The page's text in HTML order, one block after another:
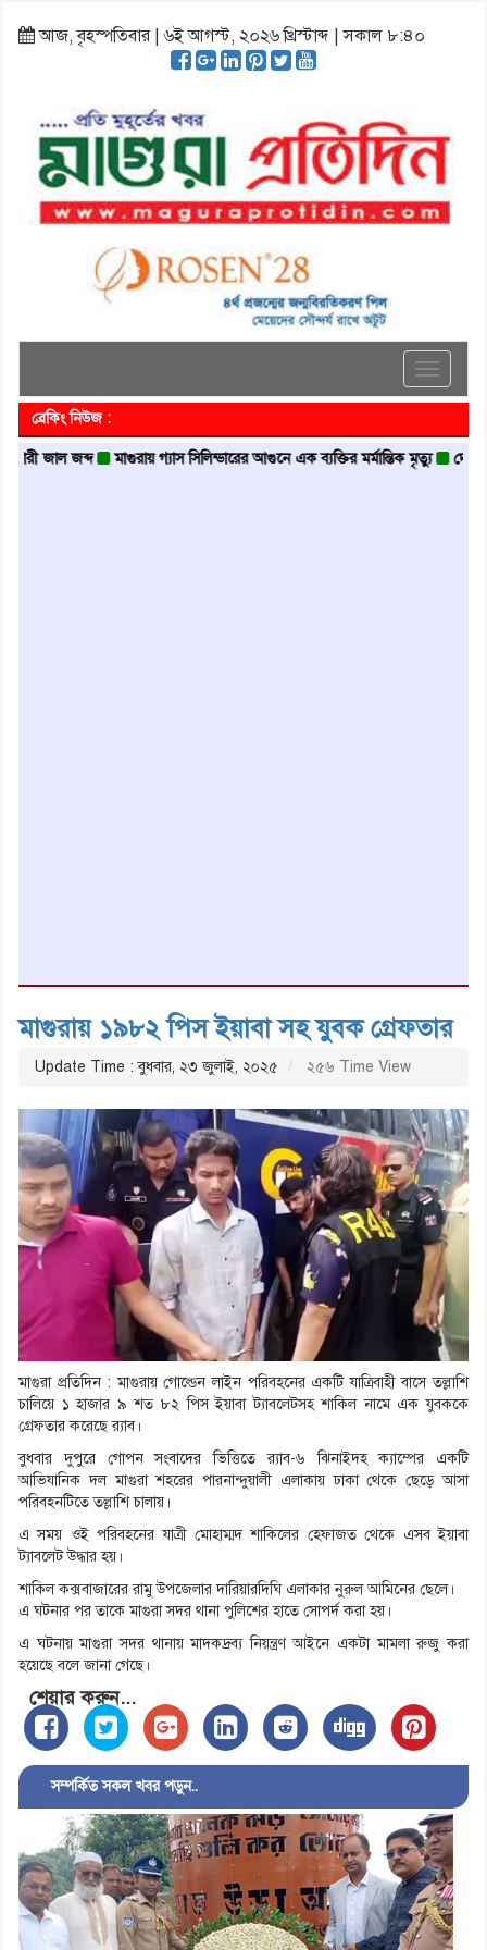
আজ, বৃহস্পতিবার | ৬ই আগস্ট, ২০২৬ খ্রিস্টাব্দ | সকাল ৮:৪০
Toggle
ব্রেকিং নিউজ :
জাল জব্দ মাগুরায় গ্যাস সিলিন্ডারের আগুনে এক ব্যক্তির মর্মান্তিক মৃত্যু দেশজুড়ে
মাগুরায় ১৯৮২ পিস ইয়াবা সহ যুবক গ্রেফতার
Update Time : বুধবার, ২৩ জুলাই, ২০২৫ ২৫৬ Time View
মাগুরা প্রতিদিন : মাগুরায় গোল্ডেন লাইন পরিবহনের একটি যাত্রিবাহী বাসে তল্লাশি
চালিয়ে ১ হাজার ৯ শত ৮২ পিস ইয়াবা ট্যাবলেটসহ শাকিল নামে এক যুবককে
গ্রেফতার করেছে র‍্যাব।
বুধবার দুপুরে গোপন সংবাদের ভিত্তিতে র‌্যাব-৬ ঝিনাইদহ ক্যাম্পের একটি
আভিযানিক দল মাগুরা শহরের পারনান্দুয়ালী এলাকায় ঢাকা থেকে ছেড়ে আসা
পরিবহনটিতে তল্লাশি চালায়।
এ সময় ওই পরিবহনের যাত্রী মোহাম্মদ শাকিলের হেফাজত থেকে এসব ইয়াবা
ট্যাবলেট উদ্ধার হয়।
শাকিল কক্সবাজারের রামু উপজেলার দারিয়ারদিঘি এলাকার নুরুল আমিনের ছেলে।
এ ঘটনার পর তাকে মাগুরা সদর থানা পুলিশের হাতে সোপর্দ করা হয়।
এ ঘটনায় মাগুরা সদর থানায় মাদকদ্রব্য নিয়ন্ত্রণ আইনে একটা মামলা রুজু করা
হয়েছে বলে জানা গেছে।
শেয়ার করুন...
সম্পর্কিত সকল খবর পড়ুন..